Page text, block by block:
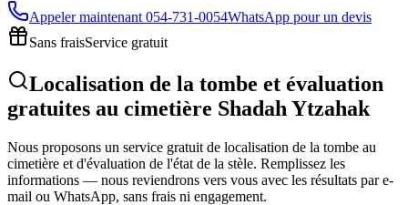
Appeler maintenant 054-731-0054WhatsApp pour un devis
Sans fraisService gratuit
Localisation de la tombe et évaluation
gratuites au cimetière Shadah Ytzahak
Nous proposons un service gratuit de localisation de la tombe au
cimetière et d'évaluation de l'état de la stèle. Remplissez les
informations — nous reviendrons vers vous avec les résultats par e-
mail ou WhatsApp, sans frais ni engagement.